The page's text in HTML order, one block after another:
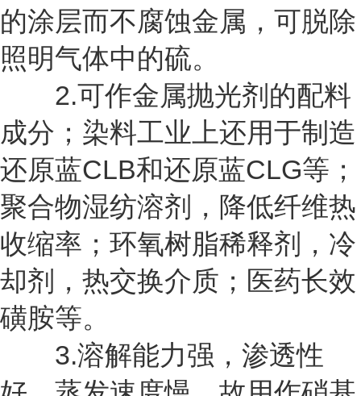
的涂层而不腐蚀金属，可脱除
照明气体中的硫。
2.可作金属抛光剂的配料
成分；染料工业上还用于制造
还原蓝CLB和还原蓝CLG等；
聚合物湿纺溶剂，降低纤维热
收缩率；环氧树脂稀释剂，冷
却剂，热交换介质；医药长效
磺胺等。
3.溶解能力强，渗透性